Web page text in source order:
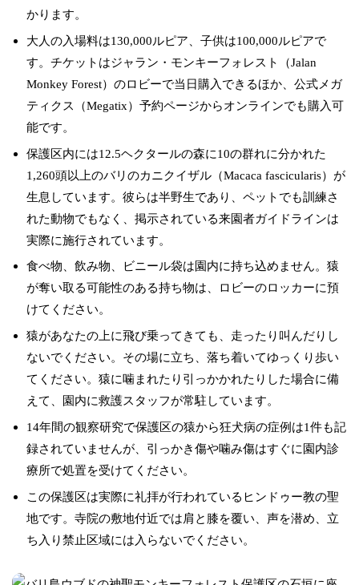
かります。
大人の入場料は130,000ルピア、子供は100,000ルピアで
す。チケットはジャラン・モンキーフォレスト（Jalan
Monkey Forest）のロビーで当日購入できるほか、公式メガ
ティクス（Megatix）予約ページからオンラインでも購入可
能です。
保護区内には12.5ヘクタールの森に10の群れに分かれた
1,260頭以上のバリのカニクイザル（Macaca fascicularis）が
生息しています。彼らは半野生であり、ペットでも訓練さ
れた動物でもなく、掲示されている来園者ガイドラインは
実際に施行されています。
食べ物、飲み物、ビニール袋は園内に持ち込めません。猿
が奪い取る可能性のある持ち物は、ロビーのロッカーに預
けてください。
猿があなたの上に飛び乗ってきても、走ったり叫んだりし
ないでください。その場に立ち、落ち着いてゆっくり歩い
てください。猿に噛まれたり引っかかれたりした場合に備
えて、園内に救護スタッフが常駐しています。
14年間の観察研究で保護区の猿から狂犬病の症例は1件も記
録されていませんが、引っかき傷や噛み傷はすぐに園内診
療所で処置を受けてください。
この保護区は実際に礼拝が行われているヒンドゥー教の聖
地です。寺院の敷地付近では肩と膝を覆い、声を潜め、立
ち入り禁止区域には入らないでください。